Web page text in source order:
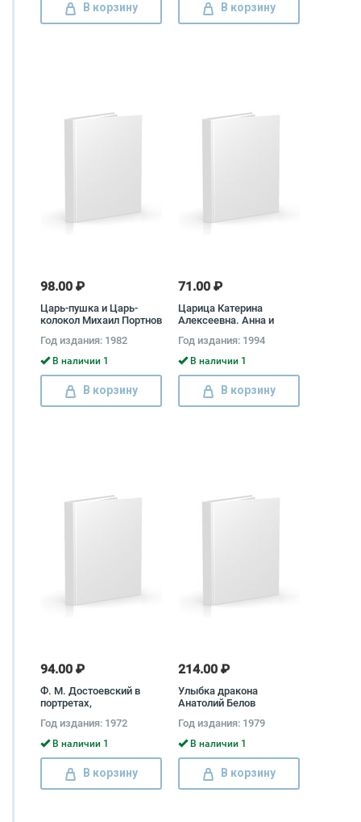
В корзину В корзину
98.00 ₽
Царь-пушка и Царь-
колокол Михаил Портнов
Год издания: 1982
В наличии 1
В корзину
71.00 ₽
Царица Катерина
Алексеевна. Анна и
Михаил Семевский
Год издания: 1994
В наличии 1
В корзину
94.00 ₽
Ф. М. Достоевский в
портретах,
документах
Год издания: 1972
В наличии 1
В корзину
214.00 ₽
Улыбка дракона
Анатолий Белов
Год издания: 1979
В наличии 1
В корзину